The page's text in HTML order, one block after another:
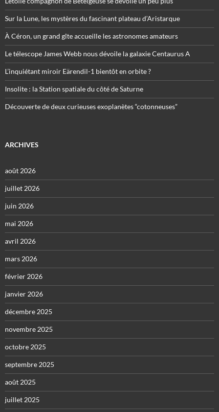
Sur la Lune, les mystères du fascinant plateau d’Aristarque
À Céron, un grand gîte accueille les astronomes amateurs
Le télescope James Webb nous dévoile la galaxie Centaurus A
L’inquiétant miroir Eärendil-1 bientôt en orbite ?
Insolite : la Station spatiale du côté de Saturne
Découverte de deux curieuses exoplanètes “cotonneuses”
ARCHIVES
août 2026
juillet 2026
juin 2026
mai 2026
avril 2026
mars 2026
février 2026
janvier 2026
décembre 2025
novembre 2025
octobre 2025
septembre 2025
août 2025
juillet 2025